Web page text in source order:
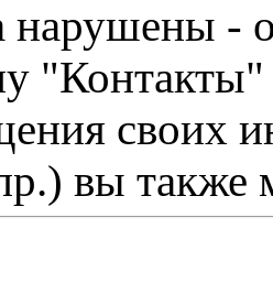
нарушены -
"Контакты"
своих
вы также